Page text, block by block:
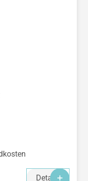
Details